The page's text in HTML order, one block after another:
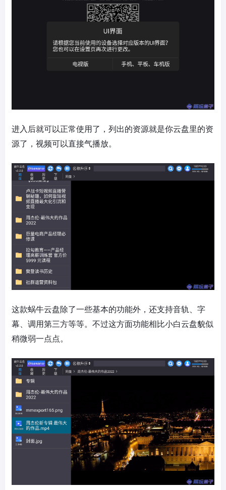
进入后就可以正常使用了，列出的资源就是你云盘里的资
源了，视频可以直接气播放。
这款蜗牛云盘除了一些基本的功能外，还支持音轨、字
幕、调用第三方等等。不过这方面功能相比小白云盘貌似
稍微弱一点点。